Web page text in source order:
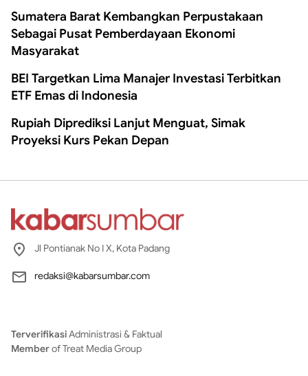
Sumatera Barat Kembangkan Perpustakaan
Sebagai Pusat Pemberdayaan Ekonomi
Masyarakat
BEI Targetkan Lima Manajer Investasi Terbitkan
ETF Emas di Indonesia
Rupiah Diprediksi Lanjut Menguat, Simak
Proyeksi Kurs Pekan Depan
Jl Pontianak No I X, Kota Padang
redaksi@kabarsumbar.com
TerverifikasiAdministrasi & Faktual
Memberof Treat Media Group